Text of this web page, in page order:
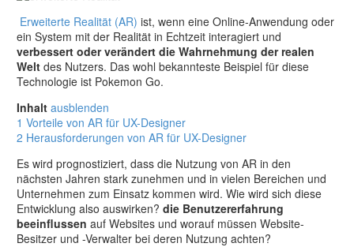
Erweiterte Realität (AR) ist, wenn eine Online-Anwendung oder
ein System mit der Realität in Echtzeit interagiert und
verbessert oder verändert die Wahrnehmung der realen
Welt des Nutzers. Das wohl bekannteste Beispiel für diese
Technologie ist Pokemon Go.
Inhalt ausblenden
1 Vorteile von AR für UX-Designer
2 Herausforderungen von AR für UX-Designer
Es wird prognostiziert, dass die Nutzung von AR in den
nächsten Jahren stark zunehmen und in vielen Bereichen und
Unternehmen zum Einsatz kommen wird. Wie wird sich diese
Entwicklung also auswirken? die Benutzererfahrung
beeinflussen auf Websites und worauf müssen Website-
Besitzer und -Verwalter bei deren Nutzung achten?